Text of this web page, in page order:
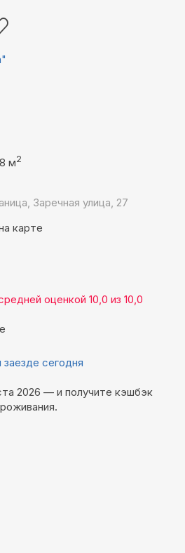
м2
Заречная улица, 27
карте
оценкой 10,0 из 10,0
сегодня
2026 — и получите кэшбэк